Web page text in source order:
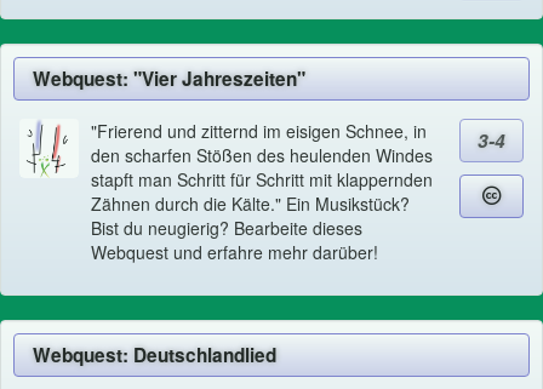
Webquest: "Vier Jahreszeiten"
"Frierend und zitternd im eisigen Schnee, in
den scharfen Stößen des heulenden Windes
stapft man Schritt für Schritt mit klappernden
Zähnen durch die Kälte." Ein Musikstück?
Bist du neugierig? Bearbeite dieses
Webquest und erfahre mehr darüber!
3-4
Webquest: Deutschlandlied